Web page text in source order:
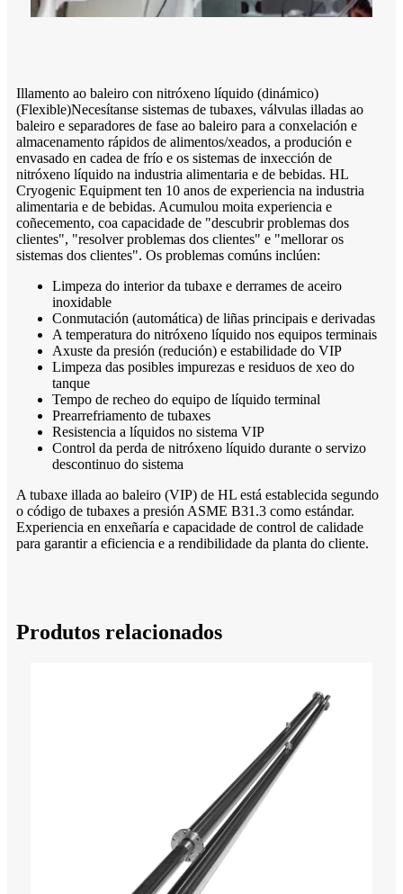
Illamento ao baleiro con nitróxeno líquido (dinámico)
(Flexible)Necesítanse sistemas de tubaxes, válvulas illadas ao
baleiro e separadores de fase ao baleiro para a conxelación e
almacenamento rápidos de alimentos/xeados, a produción e
envasado en cadea de frío e os sistemas de inxección de
nitróxeno líquido na industria alimentaria e de bebidas. HL
Cryogenic Equipment ten 10 anos de experiencia na industria
alimentaria e de bebidas. Acumulou moita experiencia e
coñecemento, coa capacidade de "descubrir problemas dos
clientes", "resolver problemas dos clientes" e "mellorar os
sistemas dos clientes". Os problemas comúns inclúen:
Limpeza do interior da tubaxe e derrames de aceiro
inoxidable
Conmutación (automática) de liñas principais e derivadas
A temperatura do nitróxeno líquido nos equipos terminais
Axuste da presión (redución) e estabilidade do VIP
Limpeza das posibles impurezas e residuos de xeo do
tanque
Tempo de recheo do equipo de líquido terminal
Prearrefriamento de tubaxes
Resistencia a líquidos no sistema VIP
Control da perda de nitróxeno líquido durante o servizo
descontinuo do sistema
A tubaxe illada ao baleiro (VIP) de HL está establecida segundo
o código de tubaxes a presión ASME B31.3 como estándar.
Experiencia en enxeñaría e capacidade de control de calidade
para garantir a eficiencia e a rendibilidade da planta do cliente.
Produtos relacionados